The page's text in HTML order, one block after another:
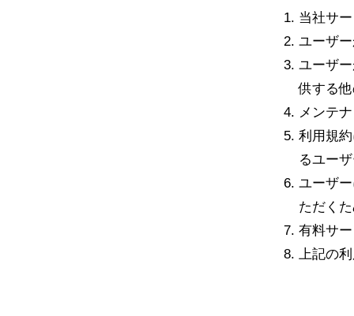
当社サ
ユーザ
ユーザ
供する
メンテ
利用規
るユー
ユーザ
ただく
有料サ
上記の